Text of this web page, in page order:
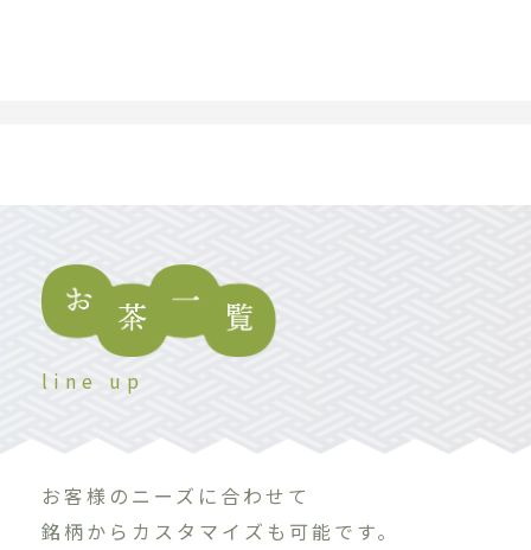
line up
お客様のニーズに合わせて
銘柄からカスタマイズも可能です。